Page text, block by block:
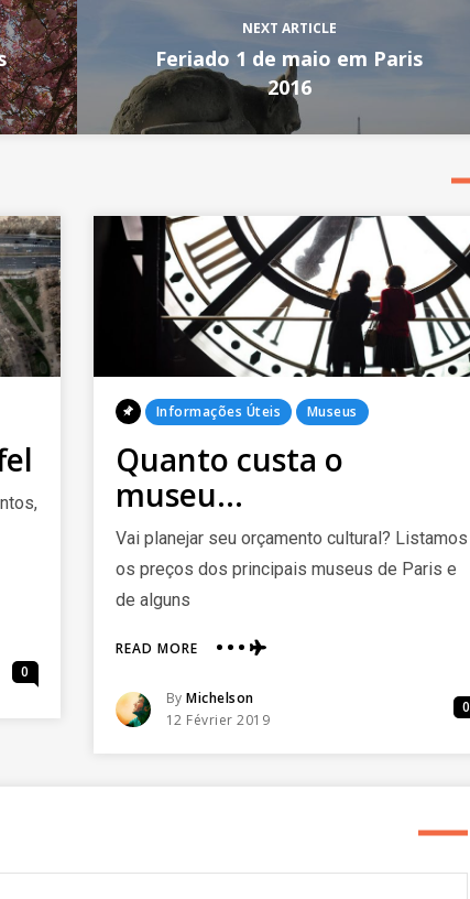
NEXT ARTICLE
Feriado 1 de maio em Paris
2016
0
Posted
Informações Úteis Museus
Quanto custa o
museu…
Vai planejar seu orçamento cultural? Listamos
os preços dos principais museus de Paris e
de alguns
READ MORE ABOUT
CUSTA
O
Posted
By Michelson
Posted
12 Février 2019
0